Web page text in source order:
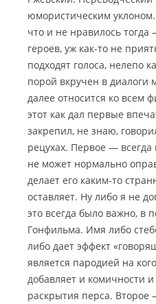
юмористическим уклоном.
что и не нравилось
героев, уж как-то не
подходят голоса, нелепо
порой вкручен в диалоги
далее относится ко всем
этот как дал первые
закрепил, не знаю,
рецухах. Первое — всегда
не может нормально
делает его каким-то
оставляет. Ну либо я не
это всегда было важно, в
Гонфильма. Имя либо
либо дает эффект
является пародией на
добавляет и комичности
раскрытия перса. Второе